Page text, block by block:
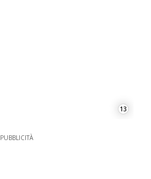
13
PUBBLICITÀ